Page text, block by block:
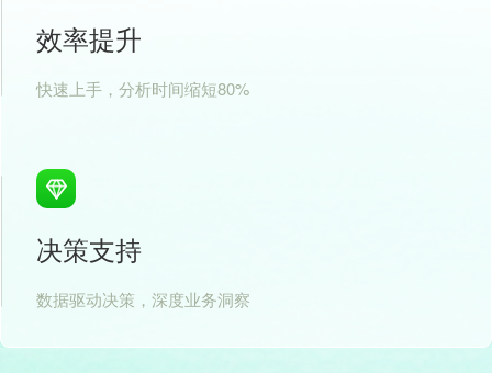
效率提升
快速上手，分析时间缩短80%
决策支持
数据驱动决策，深度业务洞察